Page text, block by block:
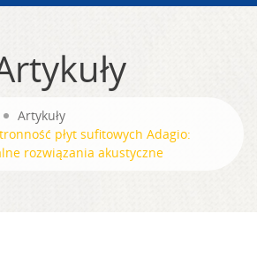
Artykuły
płyt sufitowych Adagio:
rozwiązania akustyczne